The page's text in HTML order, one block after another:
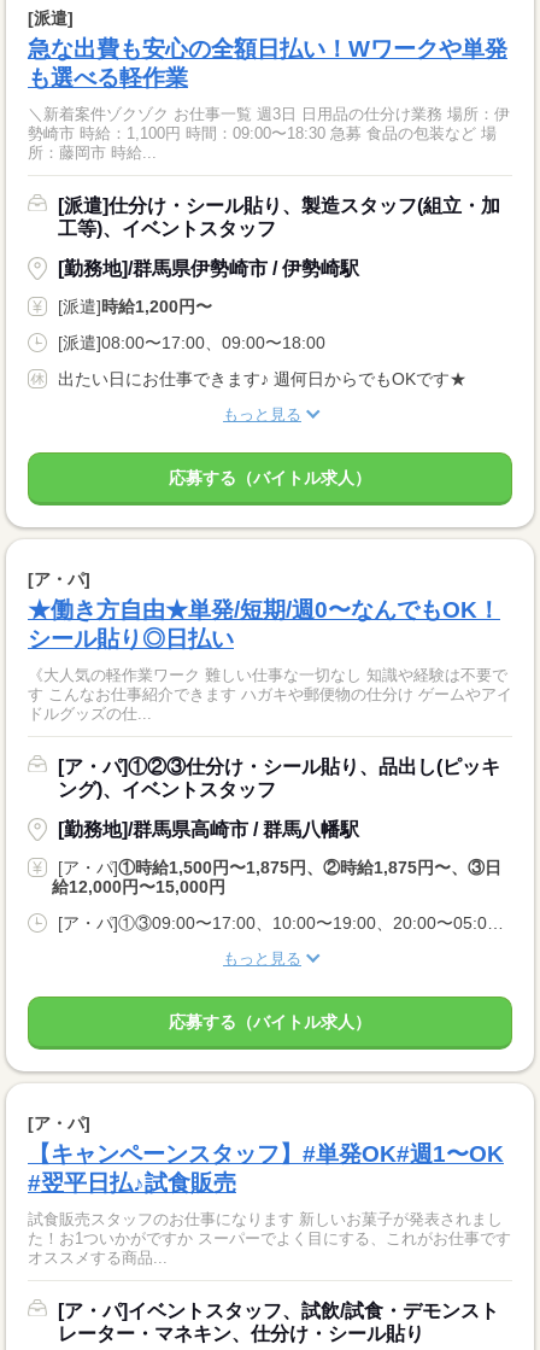
[派遣]
急な出費も安心の全額日払い！Wワークや単発
も選べる軽作業
＼新着案件ゾクゾク お仕事一覧 週3日 日用品の仕分け業務 場所：伊
勢崎市 時給：1,100円 時間：09:00〜18:30 急募 食品の包装など 場
所：藤岡市 時給...
[派遣]仕分け・シール貼り、製造スタッフ(組立・加
工等)、イベントスタッフ
[勤務地]/群馬県伊勢崎市 / 伊勢崎駅
[派遣]時給1,200円〜
[派遣]08:00〜17:00、09:00〜18:00
出たい日にお仕事できます♪ 週何日からでもOKです★
もっと見る
応募する（バイトル求人）
[ア・パ]
★働き方自由★単発/短期/週0〜なんでもOK！
シール貼り◎日払い
《大人気の軽作業ワーク 難しい仕事な一切なし 知識や経験は不要で
す こんなお仕事紹介できます ハガキや郵便物の仕分け ゲームやアイ
ドルグッズの仕...
[ア・パ]①②③仕分け・シール貼り、品出し(ピッキ
ング)、イベントスタッフ
[勤務地]/群馬県高崎市 / 群馬八幡駅
[ア・パ]①時給1,500円〜1,875円、②時給1,875円〜、③日
給12,000円〜15,000円
もっと見る
応募する（バイトル求人）
[ア・パ]
【キャンペーンスタッフ】#単発OK#週1〜OK
#翌平日払♪試食販売
試食販売スタッフのお仕事になります 新しいお菓子が発表されまし
た！お1ついかがですか スーパーでよく目にする、これがお仕事です
オススメする商品...
[ア・パ]イベントスタッフ、試飲/試食・デモンスト
レーター・マネキン、仕分け・シール貼り